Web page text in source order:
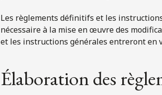
Les règlements définitifs et les
nécessaire à la mise en œuvre des
et les instructions générales entreront en
Élaboration des